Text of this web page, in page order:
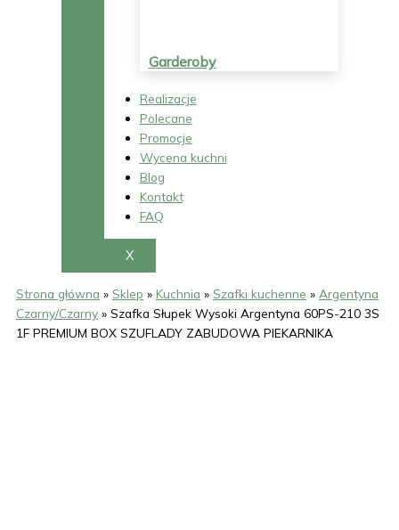
Garderoby
Realizacje
Polecane
Promocje
Wycena kuchni
Blog
Kontakt
FAQ
X
Strona główna » Sklep » Kuchnia » Szafki kuchenne » Argentyna
Czarny/Czarny » Szafka Słupek Wysoki Argentyna 60PS-210 3S
1F PREMIUM BOX SZUFLADY ZABUDOWA PIEKARNIKA